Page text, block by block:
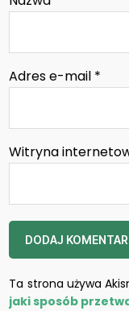
Adres e-mail *
Witryna
Ta strona używa
jaki sposób